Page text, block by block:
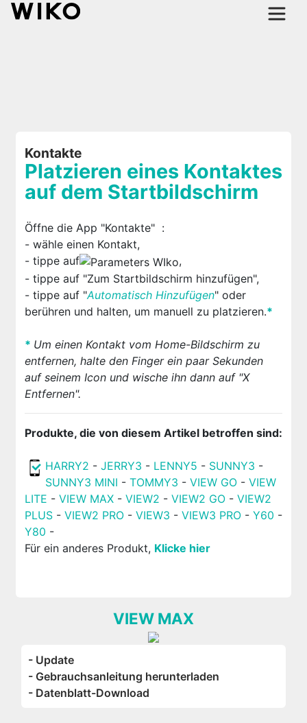
Kontakte
Platzieren eines Kontaktes
auf dem Startbildschirm
Öffne die App "Kontakte" :
- wähle einen Kontakt,
- tippe auf
,
- tippe auf "Zum Startbildschirm hinzufügen",
- tippe auf "Automatisch Hinzufügen" oder
berühren und halten, um manuell zu platzieren.*
* Um einen Kontakt vom Home-Bildschirm zu
entfernen, halte den Finger ein paar Sekunden
auf seinem Icon und wische ihn dann auf "X
Entfernen".
Produkte, die von diesem Artikel betroffen sind:
HARRY2 - JERRY3 - LENNY5 - SUNNY3 -
SUNNY3 MINI - TOMMY3 - VIEW GO- VIEW
LITE - VIEW MAX- VIEW2 - VIEW2 GO- VIEW2
PLUS- VIEW2 PRO- VIEW3 - VIEW3 PRO- Y60 -
Y80 -
Für ein anderes Produkt, Klicke hier
VIEW MAX
- Update
- Gebrauchsanleitung herunterladen
- Datenblatt-Download